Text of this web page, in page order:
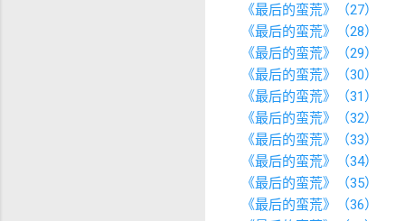
《最后的蛮荒》（27）
《最后的蛮荒》（28）
《最后的蛮荒》（29）
《最后的蛮荒》（30）
《最后的蛮荒》（31）
《最后的蛮荒》（32）
《最后的蛮荒》（33）
《最后的蛮荒》（34）
《最后的蛮荒》（35）
《最后的蛮荒》（36）